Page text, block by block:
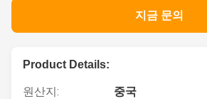
지금 문의
Product Details:
원산지:
중국